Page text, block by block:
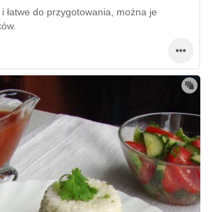
łatwe do przygotowania, można je